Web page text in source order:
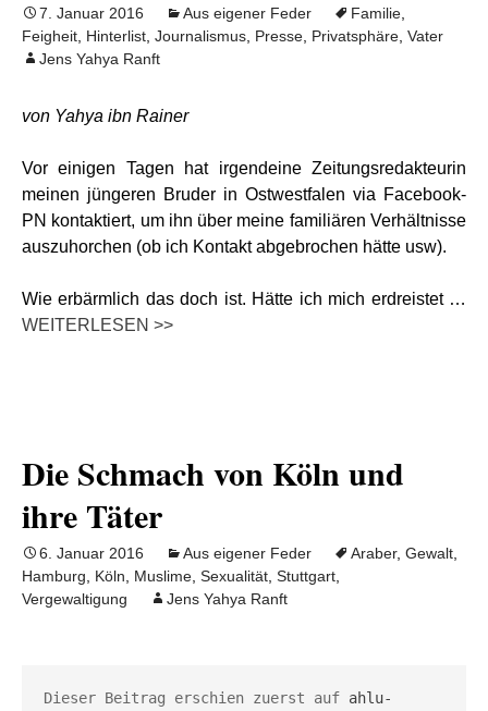
7. Januar 2016 Aus eigener Feder Familie
Feigheit Hinterlist Journalismus Presse Privatsphäre Vater
Jens Yahya Ranft
von Yahya ibn Rainer
Vor einigen Tagen hat irgendeine Zeitungsredakteurin
meinen jüngeren Bruder in Ostwestfalen via Facebook-
PN kontaktiert, um ihn über meine familiären Verhältnisse
auszuhorchen (ob ich Kontakt abgebrochen hätte usw).
Wie erbärmlich das doch ist. Hätte ich mich erdreistet …
WEITERLESEN >>
Die Schmach von Köln und
ihre Täter
6. Januar 2016 Aus eigener Feder Araber, Gewalt
Hamburg
Köln Muslime Sexualität Stuttgart
Vergewaltigung
Jens Yahya Ranft
Dieser Beitrag erschien zuerst auf ahlu-